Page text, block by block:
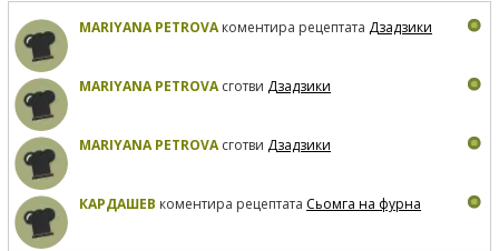
MARIYANA PETROVAкоментира рецептата Дзадзики
MARIYANA PETROVAсготви Дзадзики
MARIYANA PETROVAсготви Дзадзики
КАРДАШЕВ коментира рецептата Сьомга на фурна